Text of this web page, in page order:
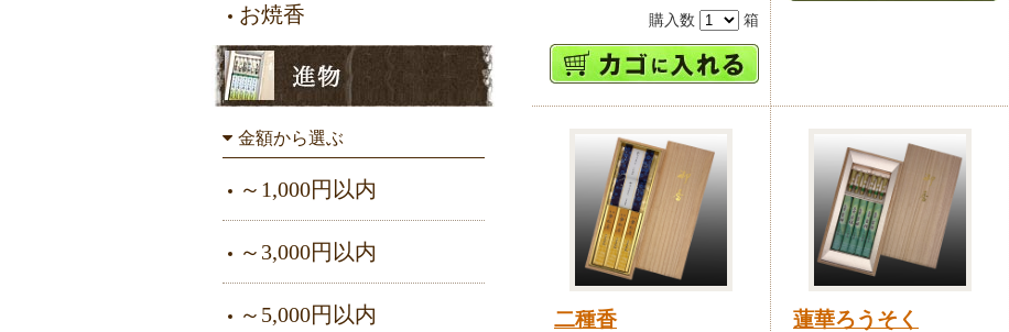
お焼香
金額から選ぶ
～1,000円以内
～3,000円以内
～5,000円以内
購入数 箱
二種香
蓮華ろうそく